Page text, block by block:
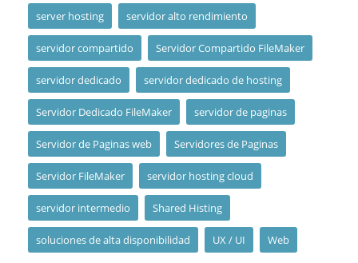
server hosting servidor alto rendimiento
servidor compartido Servidor Compartido FileMaker
servidor dedicado servidor dedicado de hosting
Servidor Dedicado FileMaker servidor de paginas
Servidor de Paginas web Servidores de Paginas
Servidor FileMaker servidor hosting cloud
servidor intermedio Shared Histing
soluciones de alta disponibilidad UX / UI Web